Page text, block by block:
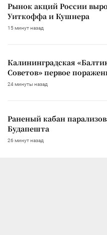
Рынок акций России
Уиткоффа и Кушнера
15 минут назад
Калининградская
Советов» первое
24 минуты назад
Раненый кабан
Будапешта
26 минут назад